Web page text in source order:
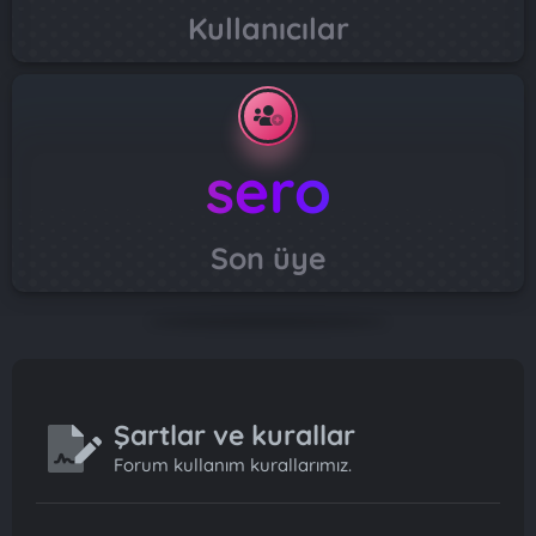
Kullanıcılar
sero
Son üye
Şartlar ve kurallar
Forum kullanım kurallarımız.